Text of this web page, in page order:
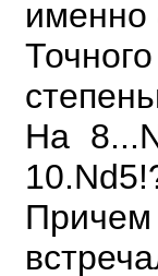
именно
На